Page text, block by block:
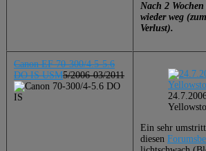
Nach 2
wieder weg
Verlust).
Canon EF 70-300/4.5-5.6
DO IS USM5/2006-03/2011
Ein sehr
diesen